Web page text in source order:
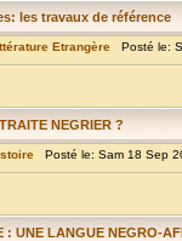
les travaux de référence
Etrangère Posté le:
NEGRIER ?
Posté le: Sam 18 Sep
: UNE LANGUE NEGRO-